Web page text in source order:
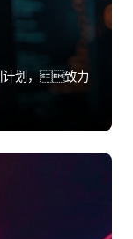
计划，致力